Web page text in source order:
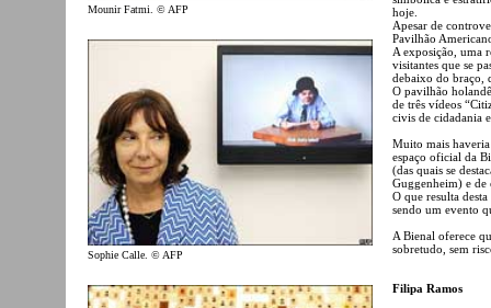
Mounir Fatmi. © AFP
Sophie Calle. © AFP
hoje.
Apesar de
Pavilhão
A exposição, uma
visitantes que se
debaixo do braço,
O pavilhão
de três vídeos
civis de cidadania
Muito mais haveria
espaço oficial da
(das quais se
Guggenheim) e de
O que resulta
sendo um evento
A Bienal oferece
sobretudo, sem
Filipa Ramos